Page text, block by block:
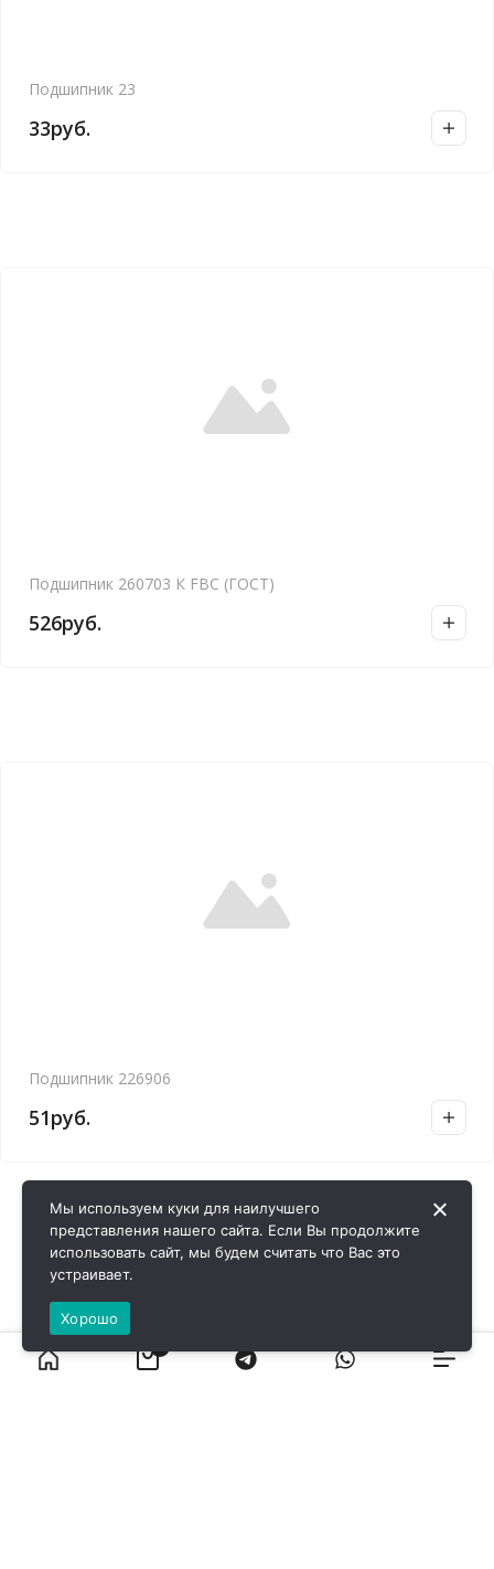
Подшипник 23
33руб.
Подшипник 260703 К FBC (ГОСТ)
526руб.
Подшипник 226906
51руб.
Мы используем куки для наилучшего
представления нашего сайта. Если Вы продолжите
использовать сайт, мы будем считать что Вас это
устраивает.
Хорошо